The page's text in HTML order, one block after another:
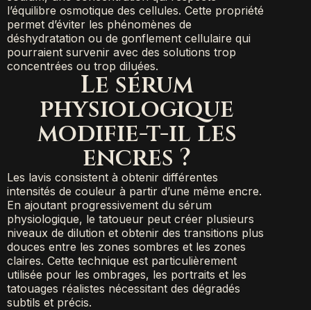
l’équilibre osmotique des cellules. Cette propriété
permet d’éviter les phénomènes de
déshydratation ou de gonflement cellulaire qui
pourraient survenir avec des solutions trop
concentrées ou trop diluées.
Le sérum
physiologique
modifie-t-il les
encres ?
Les lavis consistent à obtenir différentes
intensités de couleur à partir d’une même encre.
En ajoutant progressivement du sérum
physiologique, le tatoueur peut créer plusieurs
niveaux de dilution et obtenir des transitions plus
douces entre les zones sombres et les zones
claires. Cette technique est particulièrement
utilisée pour les ombrages, les portraits et les
tatouages réalistes nécessitant des dégradés
subtils et précis.